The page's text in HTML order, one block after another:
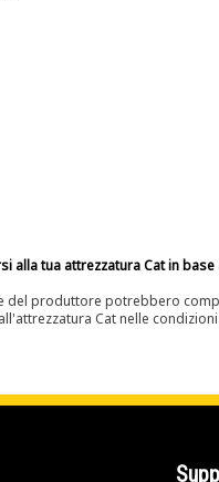
alla tua attrezzatura Cat in
del produttore potrebbero
Cat nelle